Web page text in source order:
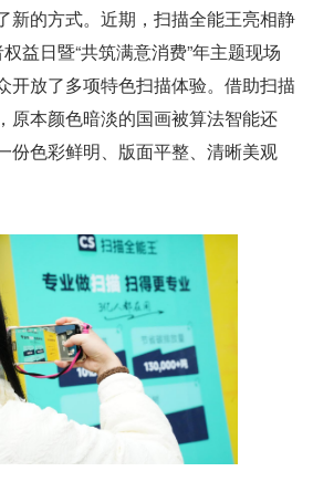
新的方式。近期，扫描全能王亮相静
权益日暨“共筑满意消费”年主题现场
开放了多项特色扫描体验。借助扫描
原本颜色暗淡的国画被算法智能还
份色彩鲜明、版面平整、清晰美观